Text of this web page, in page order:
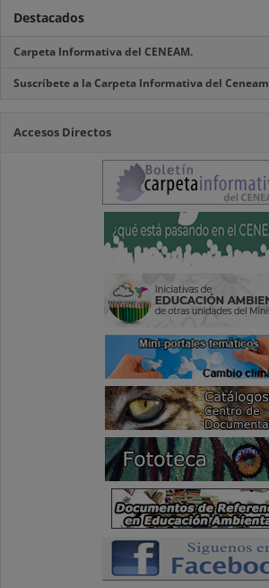
Destacados
Carpeta Informativa del CENEAM.
Suscríbete a la Carpeta Informativa del Ceneam
Accesos Directos